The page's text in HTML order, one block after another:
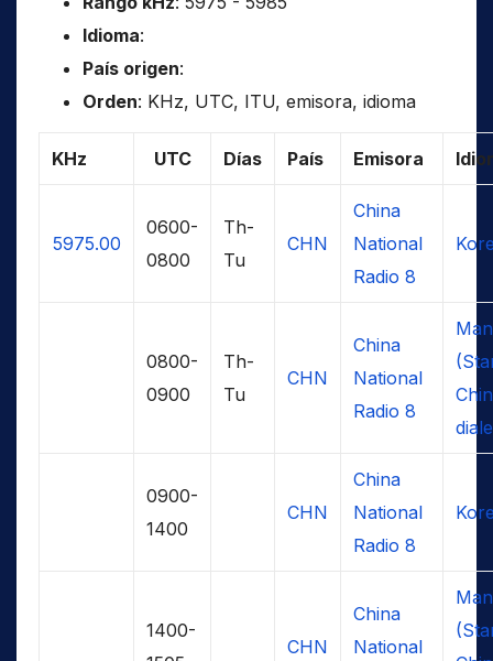
Idioma:
País origen:
Orden: KHz, UTC, ITU, emisora, idioma
KHz UTC Días País Emisora
5975.00
0600-
0800
Th-
Tu
CHN
China
National
Radio 8
0800-
0900
Th-
Tu
CHN
China
National
Radio 8
0900-
1400
CHN
China
National
Radio 8
1400-
CHN
China
National